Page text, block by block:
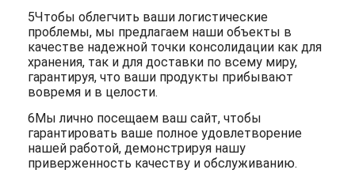
5Чтобы облегчить ваши логистические
проблемы, мы предлагаем наши объекты в
качестве надежной точки консолидации как для
хранения, так и для доставки по всему миру,
гарантируя, что ваши продукты прибывают
вовремя и в целости.
6Мы лично посещаем ваш сайт, чтобы
гарантировать ваше полное удовлетворение
нашей работой, демонстрируя нашу
приверженность качеству и обслуживанию.